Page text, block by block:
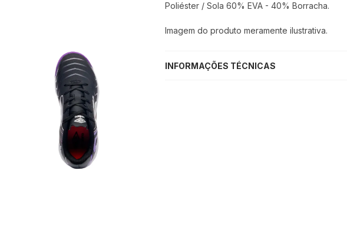
Poliéster / Sola 60% EVA - 40% Borracha.
Imagem do produto meramente ilustrativa.
INFORMAÇÕES TÉCNICAS